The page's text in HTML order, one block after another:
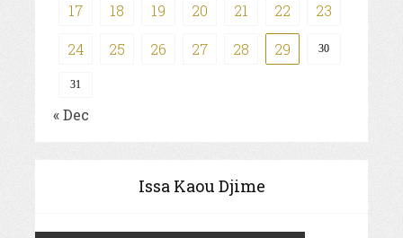
17 18 19 20 21 22 23
24 25 26 27 28 29 30
31
« Dec
Issa Kaou Djime